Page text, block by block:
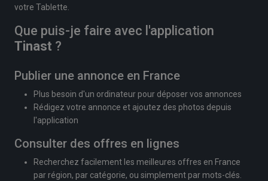
votre Tablette.
Que puis-je faire avec l'application
Tinast ?
Publier une annonce en France
Plus besoin d'un ordinateur pour déposer vos annonces
Rédigez votre annonce et ajoutez des photos depuis
l'application
Consulter des offres en lignes
Recherchez facilement les meilleures offres en France
par région, par catégorie, ou simplement par mots-clés.